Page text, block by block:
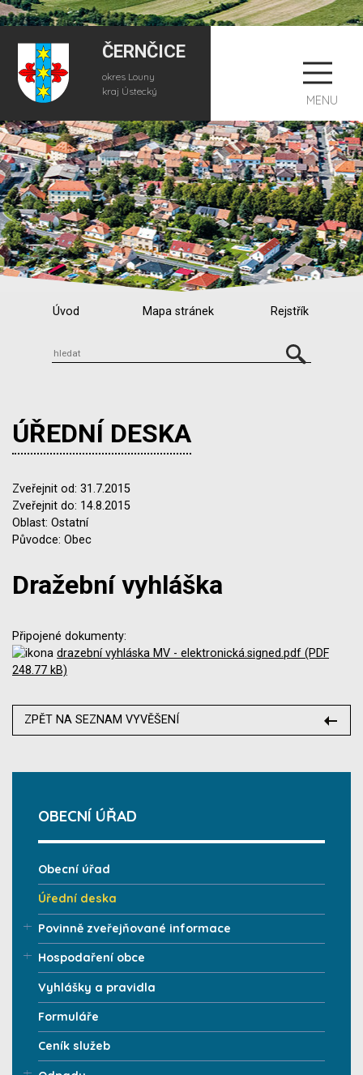
ČERNČICE
okres Louny
kraj Ústecký
MENU
Úvod Mapa stránek Rejstřík
ÚŘEDNÍ DESKA
Zveřejnit od: 31.7.2015
Zveřejnit do: 14.8.2015
Oblast: Ostatní
Původce: Obec
Dražební vyhláška
Připojené dokumenty:
drazební vyhláska MV - elektronická.signed.pdf (PDF
248.77 kB)
ZPĚT NA SEZNAM VYVĚŠENÍ
OBECNÍ ÚŘAD
Obecní úřad
Úřední deska
Povinně zveřejňované informace
Hospodaření obce
Vyhlášky a pravidla
Formuláře
Ceník služeb